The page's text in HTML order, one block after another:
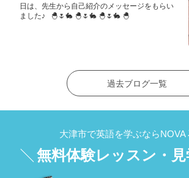
日は、先生から自己紹介のメッセージをもらい
ました♪ 🐣🌷🐇 🐣🌷🐇 🐣🌷🐇 🐣
過去ブログ一覧
大津市で英語を学ぶならNOVA
無料体験レッスン・見